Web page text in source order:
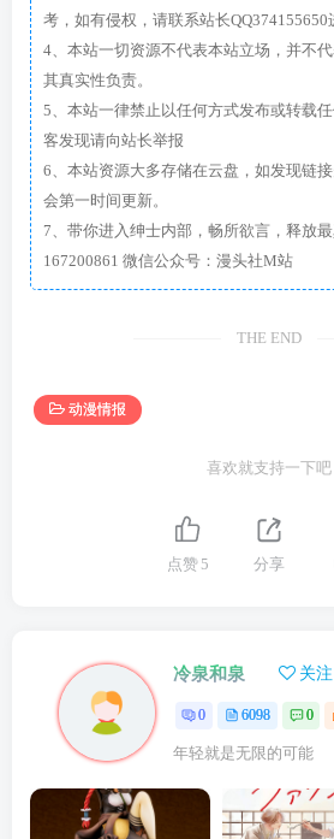
考，如有侵权，请联系站长QQ374155650
4、本站一切资源不代表本站立场，并不
其真实性负责。
5、本站一律禁止以任何方式发布或转载
客发现请向站长举报
6、本站资源大多存储在云盘，如发现链
会第一时间更新。
7、带你进入绅士内部，畅所欲言，释放
167200861 微信公众号：漫头社M站
THE END
动漫情报
喜欢就支持一下吧
点赞 5 分享
冷泉和泉 关注
0 6098 0
年轻就是无限的可能